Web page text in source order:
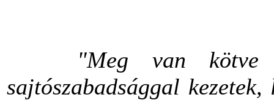
"Meg van
sajtószabadsággal